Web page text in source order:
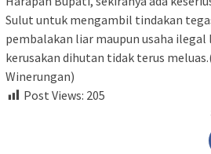
Sulut untuk mengambil tindakan
pembalakan liar maupun usaha
kerusakan dihutan tidak terus
Winerungan)
Post Views: 205